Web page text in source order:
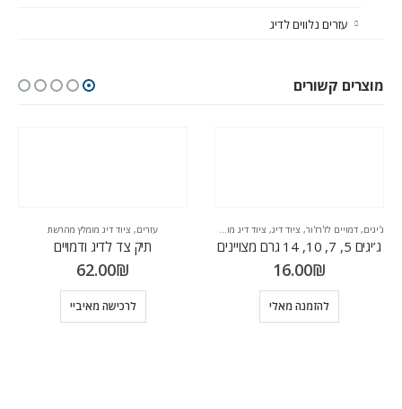
עזרים נלווים לדיג
מוצרים קשורים
ג'יגים, דמויים לז'רז'ור, ציוד דיג, ציוד דיג מומלץ מהרשת
ג’יגים 5, 7, 10, 14 גרם מצויינים
16.00₪
להזמנה מאלי
עזרים, ציוד דיג מומלץ מהרשת
תיק צד לדיג ודמויים
62.00₪
לרכישה מאיביי